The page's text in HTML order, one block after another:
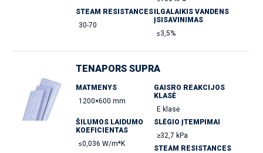
STEAM RESISTANCES
30-70
ILGALAIKIS VANDENS
ĮSISAVINIMAS
≤3,5%
TENAPORS SUPRA
MATMENYS
1200×600 mm
GAISRO REAKCIJOS
KLASĖ
E klasė
ŠILUMOS LAIDUMO
KOEFICIENTAS
≤0,036 W/m*K
SLĖGIO ĮTEMPIMAI
≥32,7 kPa
STEAM RESISTANCES